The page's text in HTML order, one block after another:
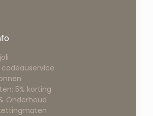
5% korting
Onderhoud